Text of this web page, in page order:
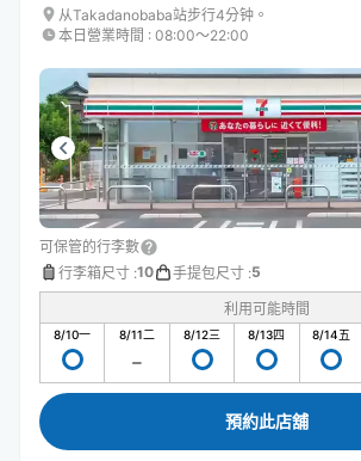
从Takadanobaba站步行4分钟。
本日營業時間 : 08:00〜22:00
可保管的行李數
行李箱尺寸 :10 手提包尺寸 :5
利用可能時間
8/10一 8/11二 8/12三 8/13四 8/14五
預約此店舖